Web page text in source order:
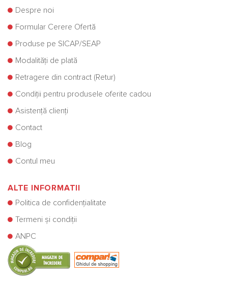
Despre noi
Formular Cerere Ofertă
Produse pe SICAP/SEAP
Modalități de plată
Retragere din contract (Retur)
Condiții pentru produsele oferite cadou
Asistență clienți
Contact
Blog
Contul meu
ALTE INFORMATII
Politica de confidențialitate
Termeni și condiții
ANPC